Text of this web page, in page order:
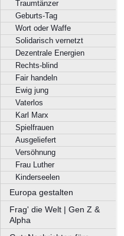
Traumtänzer
Geburts-Tag
Wort oder Waffe
Solidarisch vernetzt
Dezentrale Energien
Rechts-blind
Fair handeln
Ewig jung
Vaterlos
Karl Marx
Spielfrauen
Ausgeliefert
Versöhnung
Frau Luther
Kinderseelen
Europa gestalten
Frag' die Welt | Gen Z &
Alpha